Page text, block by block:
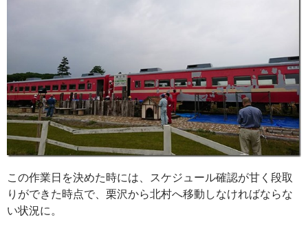
この作業日を決めた時には、スケジュール確認が甘く段取
りができた時点で、栗沢から北村へ移動しなければならな
い状況に。